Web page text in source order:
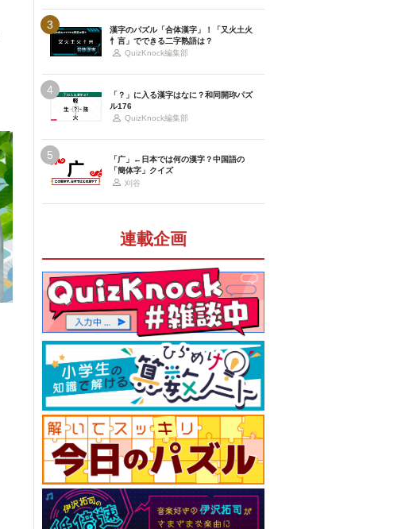
3
漢字のパズル「合体漢字」！「又火土火
忄言」でできる二字熟語は？
QuizKnock編集部
4
「？」に入る漢字はなに？和同開珎パズ
ル176
QuizKnock編集部
5
「广」←日本では何の漢字？中国語の
「簡体字」クイズ
刈谷
連載企画